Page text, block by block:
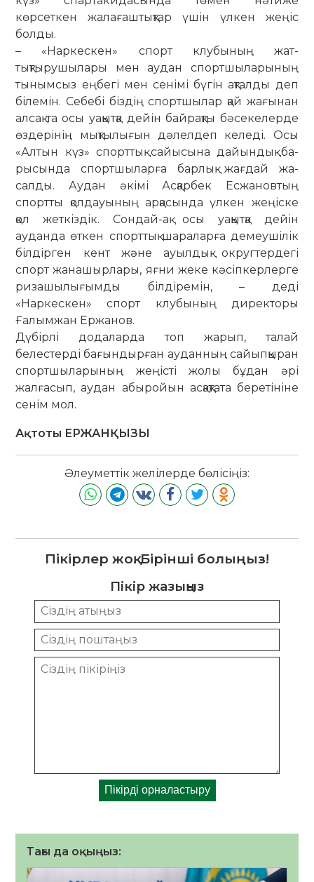
көрсеткен жалағаштықтар үшін үлкен жеңіс
болды.
– «Наркескен» спорт клубының жат­­
тықтырушылары мен аудан спорт­шыларының
тынымсыз еңбегі мен сенімі бүгін ақталды деп
білемін. Себебі біздің спортшылар қай жағынан
алсақ та осы уақытқа дейін байрақты бәсекелерде
өздерінің мық­тылығын дәлелдеп келеді. Осы
«Алтын күз» спорттық сайы­сына дайындық ба­
рысында спорт­шы­ларға барлық жағ­дай жа­
салды. Аудан әкімі Асқарбек Есжановтың
спортты қолдауының арқасында үлкен жеңіске
қол жеткіздік. Сондай-ақ осы уақытқа дейін
ауданда өткен спорттық шараларға демеушілік
білдірген кент және ауылдық округ­тердегі
спорт жанашырлары, яғни жеке кәсіпкерлерге
ризашы­лы­ғым­ды біл­діремін, – деді
«Наркескен» спорт клубының директоры
Ғалымжан Ержанов.
Дүбірлі додаларда топ жарып, талай
белестерді бағындырған ауданның са­йып­қыран
спортшыларының жеңісті жолы бұдан әрі
жалғасып, аудан абы­ройын асқақтата беретініне
сенім мол.
Ақтоты ЕРЖАНҚЫЗЫ
Әлеуметтік желілерде бөлісіңіз:
Пікірлер жоқ. Бірінші болыңыз!
Пікір жазыңыз
Тағы да оқыңыз: